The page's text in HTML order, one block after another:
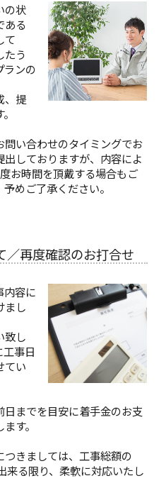
の状
ある
て
たう
ランの
、提
問い合わせのタイミングでお
出しておりますが、内容によ
お時間を頂戴する場合もご
めご了承ください。
／再度確認のお打合せ
内容に
まし
致し
工事日
てい
日までを目安に着手金のお支
す。
つきましては、工事総額の
来る限り、柔軟に対応いたし